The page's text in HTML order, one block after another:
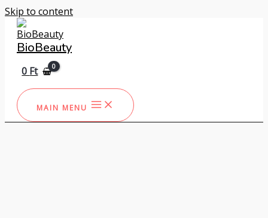
Skip to content
BioBeauty
0 Ft
MAIN MENU